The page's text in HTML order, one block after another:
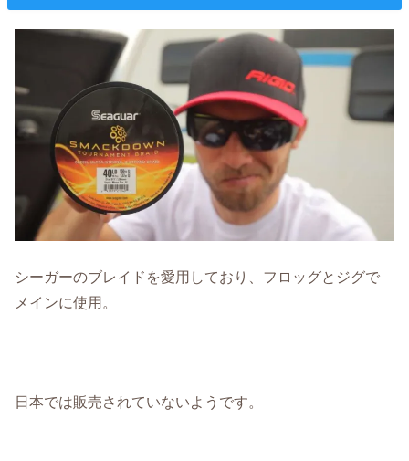
シーガーのブレイドを愛用しており、フロッグとジグで
メインに使用。
日本では販売されていないようです。